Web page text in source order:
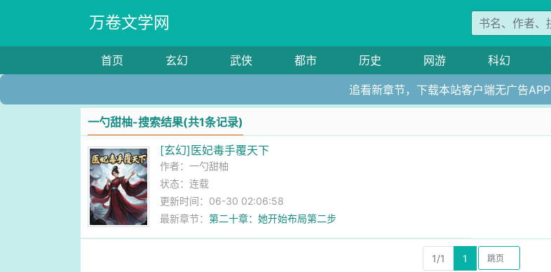
万卷文学网
首页 玄幻 武侠 都市 历史 网游 科幻
追看新章节，下载本站客户端无广告APP
一勺甜柚-搜索结果(共1条记录)
[玄幻]医妃毒手覆天下
作者：一勺甜柚
状态：连载
更新时间：06-30 02:06:58
最新章节：第二十章：她开始布局第二步
1/1 1